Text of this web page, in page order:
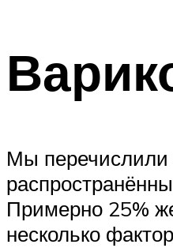
Мы перечислили
Примерно 25%
несколько